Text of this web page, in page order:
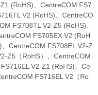
(RoHS)、CentreCOM FS7
V2 (RoHS)、CentreCO
FS708TL V2-Z5 (RoHS)、
FS705EX V2 (RoH
CentreCOM FS708EL V2-Z
Z5（RoHS）、CentreCOM
V2-Z1 (RoHS)、Ce
FS716EL V2（Ro